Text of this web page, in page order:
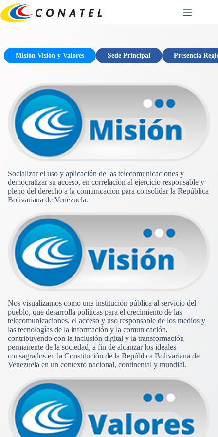
Saltar
al
contenido
Misión Visión y Valores Sede Principal Presencia
Socializar el uso y aplicación de las telecomunicaciones y
democratizar su acceso, en correlación al ejercicio responsable y
pleno del derecho a la comunicación para consolidar la República
Bolivariana de Venezuela.
Nos visualizamos como una institución pública al servicio del
pueblo, que desarrolla políticas para el crecimiento de las
telecomunicaciones, el acceso y uso responsable de los medios y
las tecnologías de la información y la comunicación,
contribuyendo con la inclusión digital y la transformación
permanente de la sociedad, a fin de alcanzar los ideales
consagrados en la Constitución de la República Bolivariana de
Venezuela en un contexto nacional, continental y mundial.